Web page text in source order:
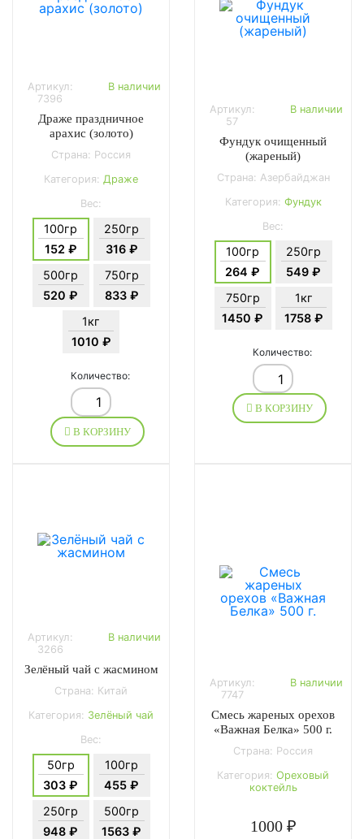
Артикул:
7396
В наличии
Драже праздничное
арахис (золото)
Страна: Россия
Категория: Драже
Вес:
100гр
152 ₽
250гр
316 ₽
500гр
520 ₽
750гр
833 ₽
1кг
1010 ₽
Количество:
В КОРЗИНУ
Артикул:
57
В наличии
Фундук очищенный
(жареный)
Страна: Азербайджан
Категория: Фундук
Вес:
100гр
264 ₽
250гр
549 ₽
750гр
1450 ₽
1кг
1758 ₽
Количество:
В КОРЗИНУ
Артикул:
3266
В наличии
Зелёный чай с жасмином
Страна: Китай
Категория: Зелёный чай
Вес:
50гр
303 ₽
100гр
455 ₽
250гр
948 ₽
500гр
1563 ₽
Артикул:
7747
В наличии
Смесь жареных орехов
«Важная Белка» 500 г.
Страна: Россия
Категория: Ореховый
коктейль
1000 ₽